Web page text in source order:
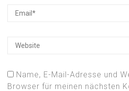
Name, E-Mail-Adresse und
Browser für meinen nächsten